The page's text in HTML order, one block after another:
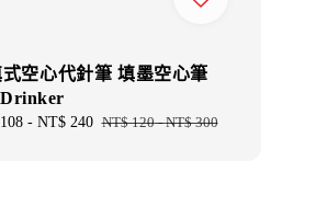
式空心代針筆 填墨空心筆
- NT$ 240 Regular
NT$ 120-NT$ 300